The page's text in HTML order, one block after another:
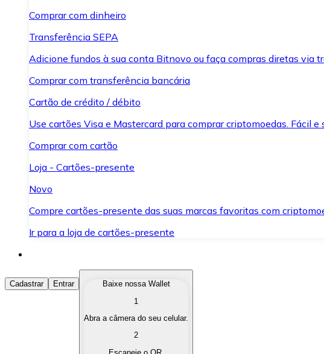
Comprar com dinheiro
Transferência SEPA
Adicione fundos à sua conta Bitnovo ou faça compras diretas via
Comprar com transferência bancária
Cartão de crédito / débito
Use cartões Visa e Mastercard para comprar criptomoedas. Fácil e
Comprar com cartão
Loja - Cartões-presente
Novo
Compre cartões-presente das suas marcas favoritas com
Ir para a loja de cartões-presente
Comprar Criptomoedas
Compre as criptomoedas de seu interesse de forma rápida e segura.
Converta suas criptomoedas em moeda fiduciária quando precisar.
Cadastrar Entrar
Baixe nossa Wallet
1
Abra a câmera do seu celular.
2